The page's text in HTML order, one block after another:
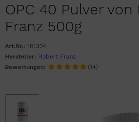
OPC 40 Pulver von
Franz 500g
Art.Nr.: 101304
Hersteller: Robert Franz
Bewertungen:
(14)